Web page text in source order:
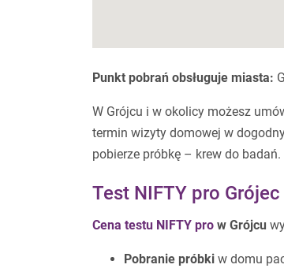
Punkt pobrań obsługuje miasta:
W Grójcu i w okolicy możesz
termin wizyty domowej w
pobierze próbkę – krew do
Test NIFTY pro
Cena testu NIFTY pro w Grójcu
Pobranie próbki w domu